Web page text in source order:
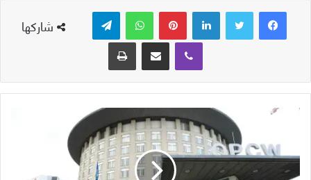
شاركها
لينكدإن بينتيريست واتساب
ڤايبر
مشاركة عبر البريد طباعة